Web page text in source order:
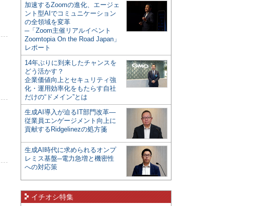
加速するZoomの進化、エージェ
ント型AIでコミュニケーション
の全領域を変革
─「Zoom主催リアルイベント
Zoomtopia On the Road Japan」
レポート
14年ぶりに到来したチャンスを
どう活かす？
企業価値向上とセキュリティ強
化・運用効率化をもたらす自社
だけの“ドメイン”とは
生成AI導入が迫るIT部門改革―
従業員エンゲージメント向上に
貢献するRidgelinezの処方箋
生成AI時代に求められるオンプ
レミス基盤─電力急増と機密性
への対応策
イチオシ特集